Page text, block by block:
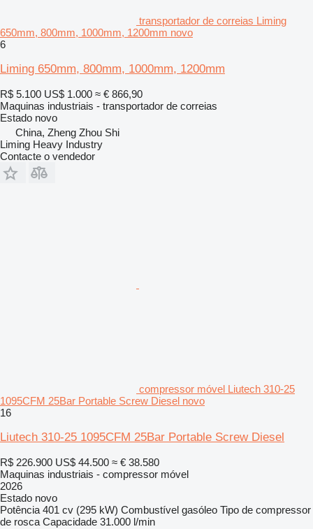
transportador de correias Liming
650mm, 800mm, 1000mm, 1200mm novo
6
Liming 650mm, 800mm, 1000mm, 1200mm
R$ 5.100 US$ 1.000 ≈ € 866,90
Maquinas industriais - transportador de correias
Estado novo
China, Zheng Zhou Shi
Liming Heavy Industry
Contacte o vendedor
compressor móvel Liutech 310-25
1095CFM 25Bar Portable Screw Diesel novo
16
Liutech 310-25 1095CFM 25Bar Portable Screw Diesel
R$ 226.900 US$ 44.500 ≈ € 38.580
Maquinas industriais - compressor móvel
2026
Estado novo
Potência 401 cv (295 kW) Combustível gasóleo Tipo de compressor
de rosca Capacidade 31.000 l/min